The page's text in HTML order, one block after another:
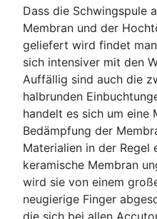
Dass die Schwingspule
Membran und der
geliefert wird findet
sich intensiver mit den
Auffällig sind auch die
halbrunden
handelt es sich um eine
Bedämpfung der
Materialien in der Regel
keramische Membran
wird sie von einem
neugierige Finger
die sich bei allen